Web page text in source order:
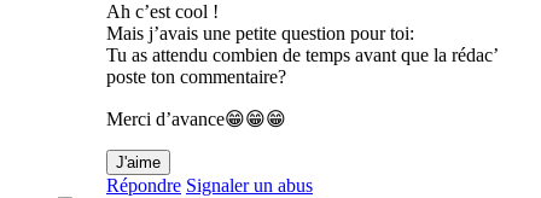
Ah c’est cool !
Mais j’avais une petite question pour toi:
Tu as attendu combien de temps avant que la rédac’
poste ton commentaire?
Merci d’avance😁😁😁
J'aime
Répondre Signaler un abus